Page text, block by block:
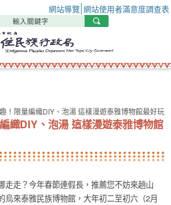
網站導覽 網站使用者滿意度調查表
！限量編織DIY、泡湯 這樣漫遊泰雅博物館最好玩
織DIY、泡湯 這樣漫遊泰雅博物館
走走？今年春節連假長，推薦您不妨來趟山
烏來泰雅民族博物館，大年初二至初六（2月